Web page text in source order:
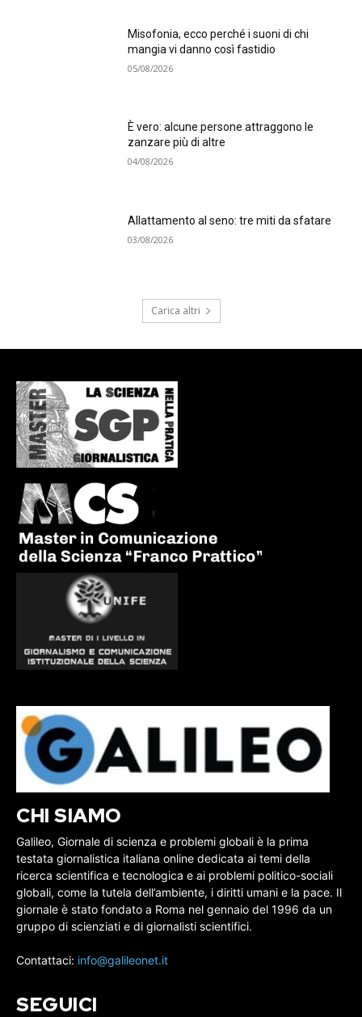
Misofonia, ecco perché i suoni di chi
mangia vi danno così fastidio
05/08/2026
È vero: alcune persone attraggono le
zanzare più di altre
04/08/2026
Allattamento al seno: tre miti da sfatare
03/08/2026
Carica altri
CHI SIAMO
Galileo, Giornale di scienza e problemi globali è la prima
testata giornalistica italiana online dedicata ai temi della
ricerca scientifica e tecnologica e ai problemi politico-sociali
globali, come la tutela dell’ambiente, i diritti umani e la pace. Il
giornale è stato fondato a Roma nel gennaio del 1996 da un
gruppo di scienziati e di giornalisti scientifici.
Contattaci: info@galileonet.it
SEGUICI